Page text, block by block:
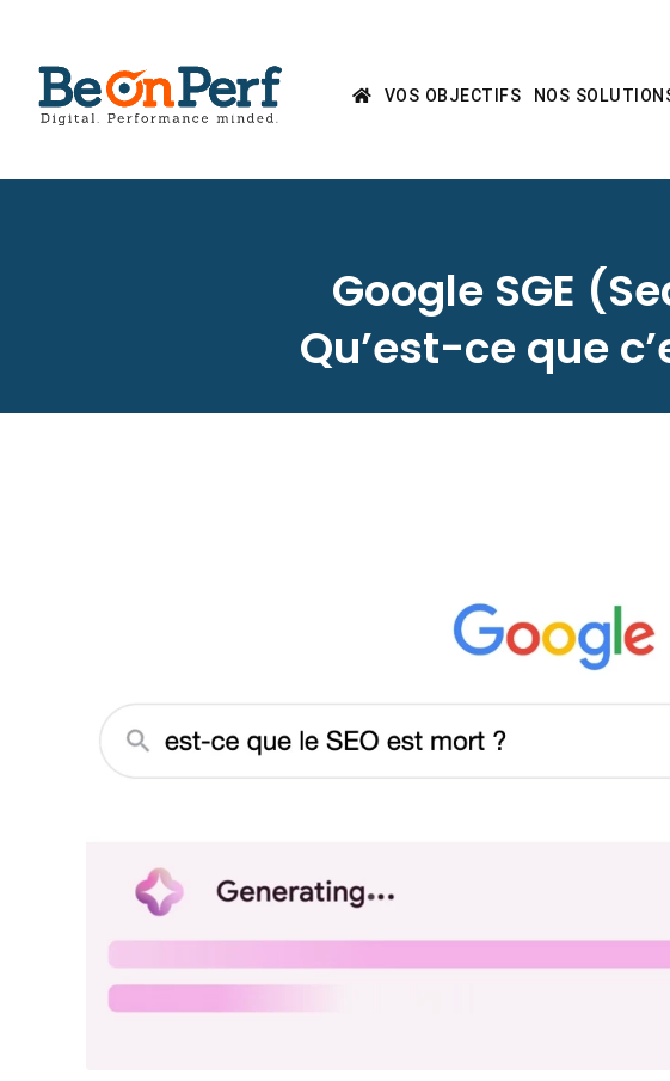
VOS OBJECTIFS NOS
Google SGE
Qu’est-ce que